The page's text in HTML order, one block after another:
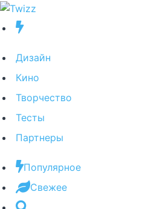
Дизайн
Кино
Творчество
Тесты
Партнеры
Популярное
Свежее